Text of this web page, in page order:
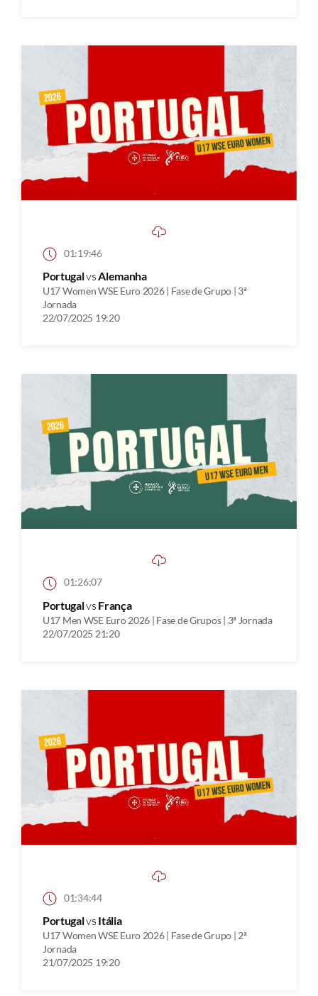
01:19:46
PortugalvsAlemanha
U17 Women WSE Euro 2026 | Fase de Grupo | 3ª
Jornada
22/07/2025 19:20
01:26:07
Portugalvs França
U17 Men WSE Euro 2026 | Fase de Grupos | 3ª Jornada
22/07/2025 21:20
01:34:44
Portugalvs Itália
U17 Women WSE Euro 2026 | Fase de Grupo | 2ª
Jornada
21/07/2025 19:20